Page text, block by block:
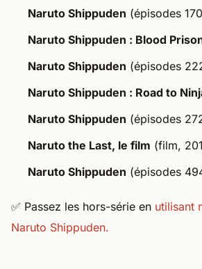
Naruto Shippuden (épisodes
Naruto Shippuden : Blood
Naruto Shippuden (épisodes
Naruto Shippuden : Road to
Naruto Shippuden (épisodes
Naruto the Last, le film (film,
Naruto Shippuden (épisodes
✅ Passez les hors-série en utilisant
Naruto Shippuden.